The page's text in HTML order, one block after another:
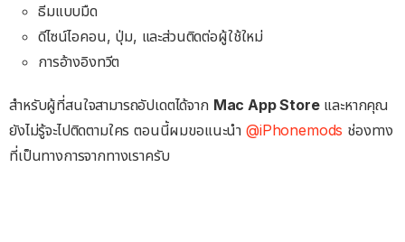
ธีมแบบมืด
ดีไซน์ไอคอน, ปุ่ม, และส่วนติดต่อผู้ใช้ใหม่
การอ้างอิงทวีต
สำหรับผู้ที่สนใจสามารถอัปเดตได้จาก Mac App Storeและหากคุณ
ยังไม่รู้จะไปติดตามใคร ตอนนี้ผมขอแนะนำ@iPhonemods ช่องทาง
ที่เป็นทางการจากทางเราครับ